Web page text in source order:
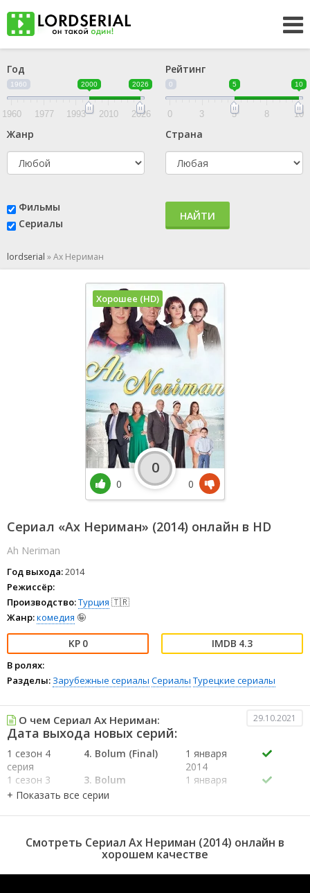
Год
1960 2000 2026
1960 1977 1993 2010 2026
Рейтинг
0 5 10
0 3 5 8 10
Жанр Страна
Фильмы
Сериалы
НАЙТИ
lordserial »Ах Нериман
Сериал «Ах Нериман» (2014) онлайн в HD
Ah Neriman
Год выхода:2014
Режиссёр:
Производство:Турция 🇹🇷
Жанр:комедия 🤪
0 4.3
В ролях:
Разделы: Зарубежные сериалы Сериалы Турецкие сериалы
Хорошее (HD)
0
0
0
О чем Сериал Ах Нериман: 29.10.2021
Дата выхода новых серий:
1 сезон 4
серия
4. Bolum (Final)
1 января
2014
1 сезон 3
серия
3. Bolum
1 января
серия
2. Bolum
2014
серия
2014
Смотреть Сериал Ах Нериман (2014) онлайн в
хорошем качестве